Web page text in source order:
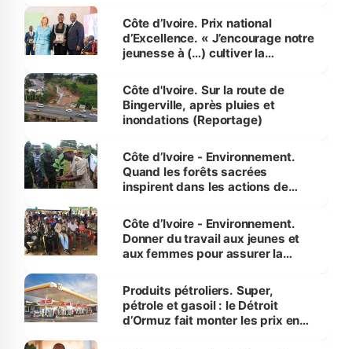
Côte d’Ivoire. Prix national
d’Excellence. « J’encourage notre
jeunesse à (…) cultiver la
(Alassane Ouattara
Côte d'Ivoire. Sur la route de
Bingerville, après pluies et
inondations (Reportage)
Côte d’Ivoire - Environnement.
Quand les forêts sacrées
inspirent dans les actions de
Côte d’Ivoire - Environnement.
Donner du travail aux jeunes et
aux femmes pour assurer la
menacées
Produits pétroliers. Super,
pétrole et gasoil : le Détroit
d’Ormuz fait monter les prix en